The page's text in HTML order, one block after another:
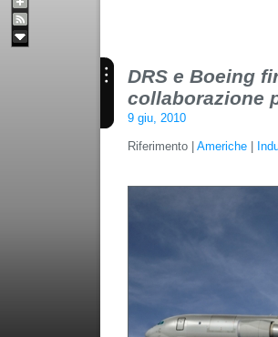
DRS e Boeing
collaborazione
9 giu, 2010
Riferimento | Americhe |